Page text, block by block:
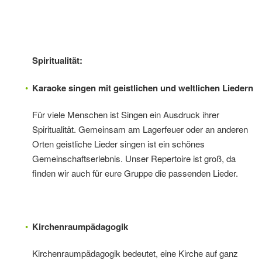
Spiritualität:
Karaoke singen mit geistlichen und weltlichen Liedern
Für viele Menschen ist Singen ein Ausdruck ihrer
Spiritualität. Gemeinsam am Lagerfeuer oder an anderen
Orten geistliche Lieder singen ist ein schönes
Gemeinschaftserlebnis. Unser Repertoire ist groß, da
finden wir auch für eure Gruppe die passenden Lieder.
Kirchenraumpädagogik
Kirchenraumpädagogik bedeutet, eine Kirche auf ganz